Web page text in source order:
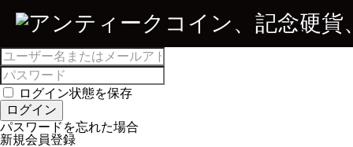

ログイン状態を保存
ログイン
パスワードを忘れた場合
新規会員登録